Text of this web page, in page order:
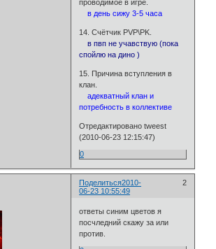
проводимое в игре.
в день сижу 3-5 часа
14. Счётчик PVP\PK.
в пвп не учавствую (пока
спойлю на дино )
15. Причина вступления в
клан.
адекватный клан и
потребность в коллективе
Отредактировано tweest
(2010-06-23 12:15:47)
0
Поделиться 2
2010-
06-23 10:55:49
ответы синим цветов я
посчледний скажу за или
против.